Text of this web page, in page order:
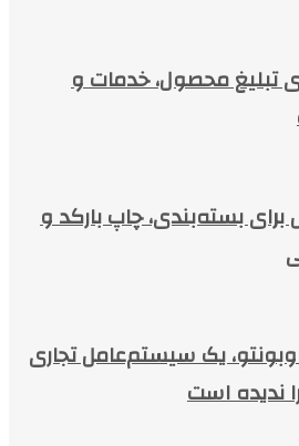
تبلیغ محصول، خدمات و
برای بسته‌بندی، چاپ بارکد و
یک سیستم‌عامل تجاری
ندیده است